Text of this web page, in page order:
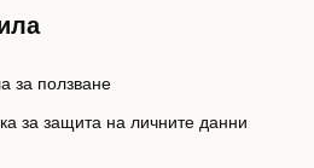
за ползване
за защита на личните данни